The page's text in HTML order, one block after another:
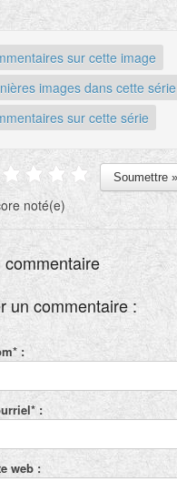
sur cette image
images dans cette série
sur cette série
noté(e)
commentaire
un commentaire :
:
:
web :